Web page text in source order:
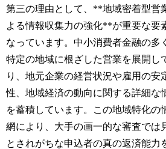
第三の理由として、**地域密着型営
よる情報収集力の強化**が重要な要
なっています。中小消費者金融の多
特定の地域に根ざした営業を展開し
り、地元企業の経営状況や雇用の安
性、地域経済の動向に関する詳細な
を蓄積しています。この地域特化の
網により、大手の画一的な審査では
とされがちな申込者の真の返済能力